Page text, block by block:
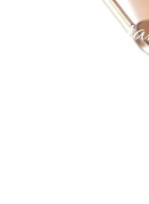
É a
dos tecidos